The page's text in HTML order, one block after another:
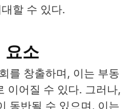
할 수 있다.
요소
를 창출하며, 이는 부동
이어질 수 있다. 그러나,
동반될 수 있으며, 이는